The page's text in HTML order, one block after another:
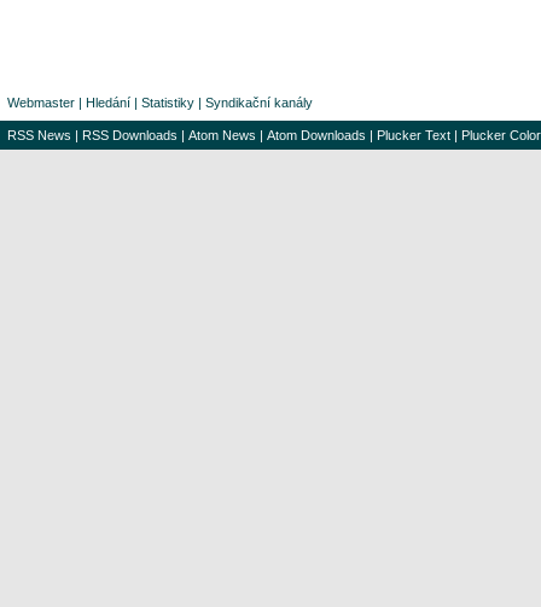
Webmaster | Hledání | Statistiky | Syndikační kanály
RSS News | RSS Downloads | Atom News | Atom Downloads | Plucker Text | Plucker Color